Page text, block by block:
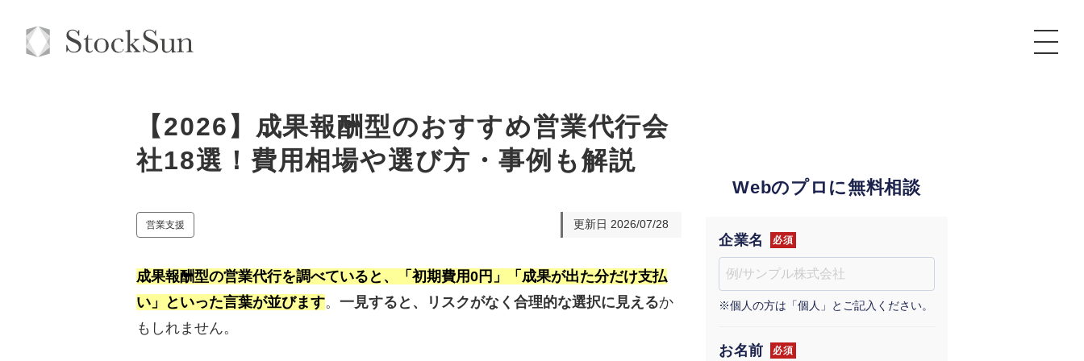
オーダーメイド支援
コンサルタント一覧
品質ガイドライン
社内コンペ
クレーム窓口
定額制営業代行『カリトルくん』
定額制採用代行・RPO『トルトルくん』
営業改善特化の動画制作『動画でカリトルくん』
定額LINE運用代行『LINEマキトルくん』
拡散付1日密着動画制作『まるごと社長』
1本無料で記事を制作『SEOトライアル』
定額制LP制作・改善『最強LP』
採用YouTubeチャンネル構築『トリトル』
実績
お役立ち資料
StockSun道場
道場TOP
動画編集
エンジニア
広告運用
年収エージェント
【2026】成果報酬型のおすすめ営業代行会
社18選！費用相場や選び方・事例も解説
営業支援 更新日 2026/07/28
成果報酬型の営業代行を調べていると、「初期費用0円」「成果が出た分だけ支払
い」といった言葉が並びます。 一見すると、リスクがなく合理的な選択に見えるか
もしれません。
Webのプロに無料相談
企業名 必須
※個人の方は「個人」とご記入ください。
お名前 必須